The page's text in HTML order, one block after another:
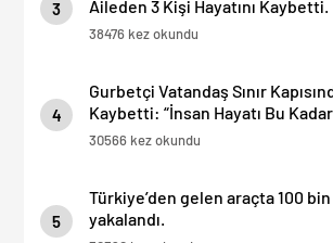
3
Aileden 3 Kişi Hayatını Kaybetti.
38476 kez okundu
4
Gurbetçi Vatandaş Sınır
Kaybetti: “İnsan Hayatı Bu Kadar
30566 kez okundu
5
Türkiye’den gelen araçta 100
yakalandı.